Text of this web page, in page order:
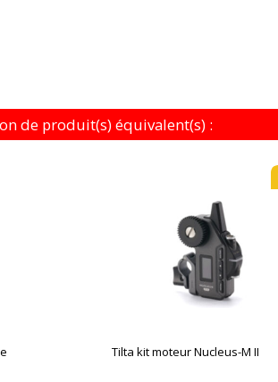
de produit(s) équivalent(s) :
Tilta kit moteur Nucleus-M II